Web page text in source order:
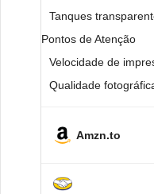
Tanques
Pontos de Atenção
Velocidade de
Qualidade
Amzn.to